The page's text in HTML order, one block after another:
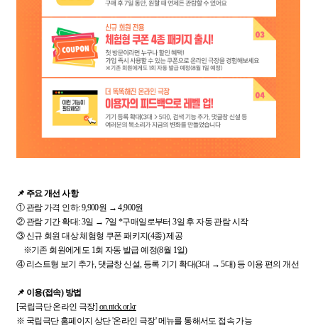
📌 주요 개선 사항
① 관람 가격 인하: 9,900원 → 4,900원
② 관람 기간 확대: 3일 → 7일 *구매일로부터 3일 후 자동 관람 시작
③ 신규 회원 대상 체험형 쿠폰 패키지(4종) 제공
※기존 회원에게도 1회 자동 발급 예정(8월 1일)
④ 리스트형 보기 추가, 댓글창 신설, 등록 기기 확대(3대 → 5대) 등 이용 편의 개선
📌 이용(접속) 방법
[국립극단 온라인 극장]on.ntck.or.kr
※ 국립극단 홈페이지 상단 '온라인 극장' 메뉴를 통해서도 접속 가능